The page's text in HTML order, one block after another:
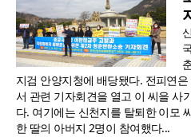
지검 안양지청에 배당됐다. 전피연
서 관련 기자회견을 열고 이 씨을 사
다. 여기에는 신천지를 탈퇴한 이모
한 딸의 아버지 2명이 참여했다...